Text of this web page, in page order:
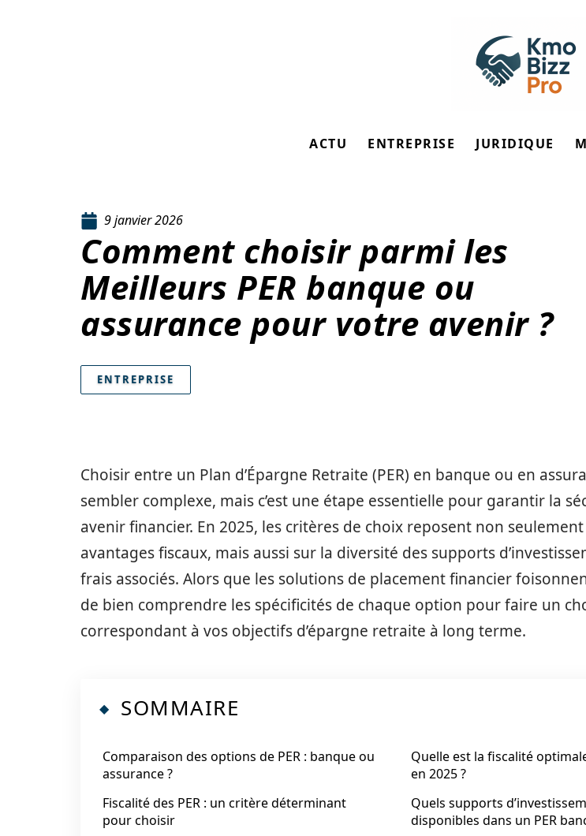
ACTU ENTREPRISE JURIDIQUE
9 janvier 2026
Comment choisir parmi les
Meilleurs PER banque ou
assurance pour votre avenir ?
ENTREPRISE
Choisir entre un Plan d’Épargne Retraite (PER) en banque ou en
sembler complexe, mais c’est une étape essentielle pour garantir la
avenir financier. En 2025, les critères de choix reposent non
avantages fiscaux, mais aussi sur la diversité des supports
frais associés. Alors que les solutions de placement financier
de bien comprendre les spécificités de chaque option pour faire un
correspondant à vos objectifs d’épargne retraite à long terme.
SOMMAIRE
Comparaison des options de PER : banque ou
assurance ?
Fiscalité des PER : un critère déterminant
pour choisir
Quelle est la fiscalité
en 2025 ?
Quels supports
disponibles dans un PER